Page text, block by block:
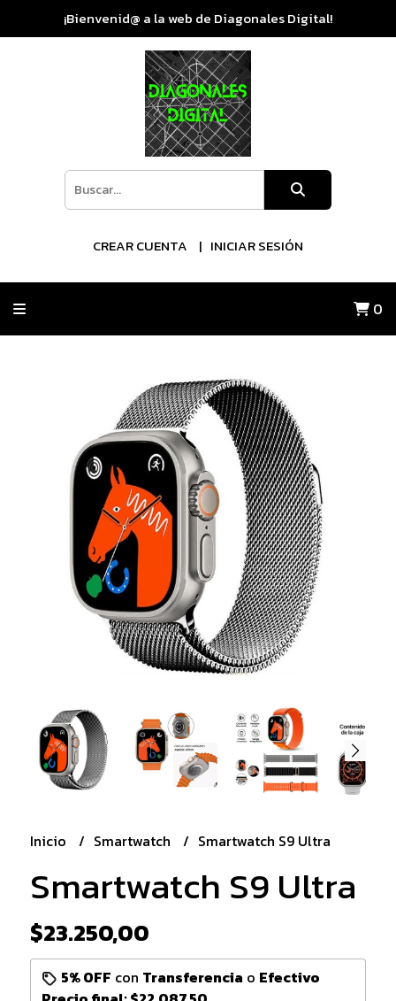
¡Bienvenid@ a la web de Diagonales Digital!
CREAR CUENTA INICIAR SESIÓN
0
Inicio Smartwatch Smartwatch S9 Ultra
Smartwatch S9 Ultra
$23.250,00
5% OFF con Transferencia o Efectivo